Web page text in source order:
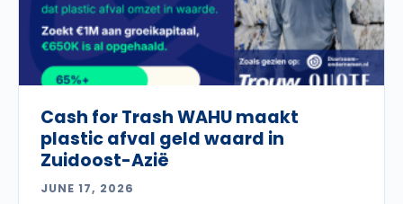
Cash for Trash WAHU maakt
plastic afval geld waard in
Zuidoost-Azië
JUNE 17, 2026